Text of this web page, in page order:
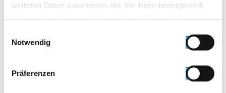
weiteren Daten zusammen, die Sie ihnen bereitgestellt
haben oder die sie im Rahmen Ihrer Nutzung der Dienste
Notwendig
Präferenzen
Dagegen läßt sich einiges tun und wir haben diesem
Trend den Kampf angesagt. Für uns als
Familienbetrieb steht Sicherheit in jeder Beziehung
an erster Stelle. Wir helfen Ihnen gerne, Ihr Zuhause
unserer fundierten Beratung lesiten. Denn wir
wurden hierfür als Berater von der Kriminalpolizei